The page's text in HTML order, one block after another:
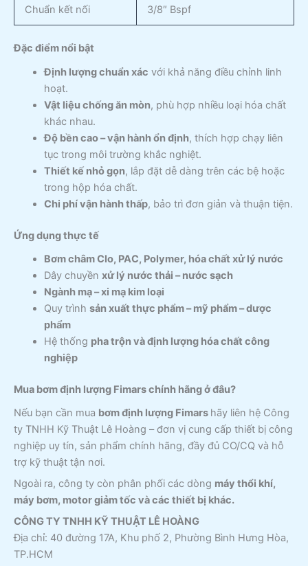
Chuẩn kết nối 3/8″ Bspf
Đặc điểm nổi bật
Định lượng chuẩn xác với khả năng điều chỉnh linh
hoạt.
Vật liệu chống ăn mòn, phù hợp nhiều loại hóa chất
khác nhau.
Độ bền cao – vận hành ổn định, thích hợp chạy liên
tục trong môi trường khắc nghiệt.
Thiết kế nhỏ gọn, lắp đặt dễ dàng trên các bệ hoặc
trong hộp hóa chất.
Chi phí vận hành thấp, bảo trì đơn giản và thuận tiện.
Ứng dụng thực tế
Bơm châm Clo, PAC, Polymer, hóa chất xử lý nước
Dây chuyền xử lý nước thải – nước sạch
Ngành mạ – xi mạ kim loại
Quy trình sản xuất thực phẩm – mỹ phẩm – dược
phẩm
Hệ thống pha trộn và định lượng hóa chất công
nghiệp
Mua bơm định lượng Fimars chính hãng ở đâu?
Nếu bạn cần mua bơm định lượng Fimars hãy liên hệ Công
ty TNHH Kỹ Thuật Lê Hoàng – đơn vị cung cấp thiết bị công
nghiệp uy tín, sản phẩm chính hãng, đầy đủ CO/CQ và hỗ
trợ kỹ thuật tận nơi.
Ngoài ra, công ty còn phân phối các dòng máy thổi khí,
máy bơm, motor giảm tốc và các thiết bị khác.
CÔNG TY TNHH KỸ THUẬT LÊ HOÀNG
Địa chỉ: 40 đường 17A, Khu phố 2, Phường Bình Hưng Hòa,
TP.HCM